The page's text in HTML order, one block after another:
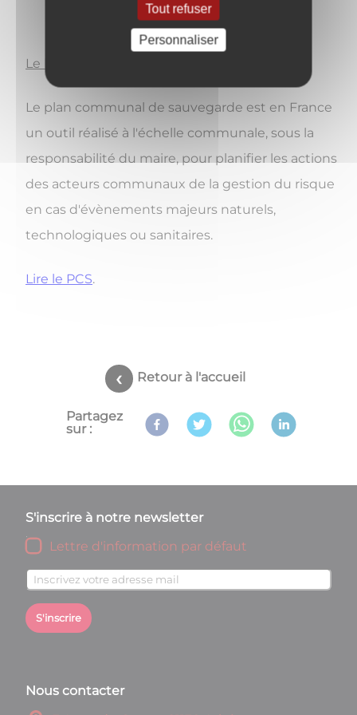
Le
Le plan communal de sauvegarde est en France
un outil réalisé à l'échelle communale, sous la
responsabilité du maire, pour planifier les actions
des acteurs communaux de la gestion du risque
en cas d'évènements majeurs naturels,
technologiques ou sanitaires.
Lire le PCS.
Retour à l'accueil
Partagez
sur :
S'inscrire à notre newsletter
Lettre d'information par défaut
S'inscrire
Nous contacter
Tout refuser
Personnaliser